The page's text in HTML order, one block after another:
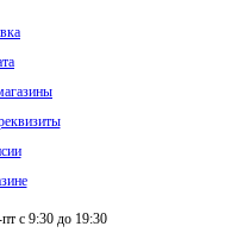
с 9:30 до 19:30